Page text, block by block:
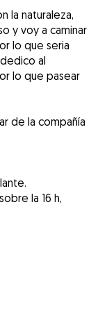
la naturaleza,
y voy a caminar
lo que seria
al
lo que pasear
de la compañía
la 16 h,